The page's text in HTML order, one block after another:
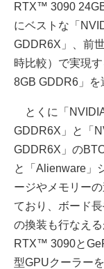
RTX™ 3090
にベストな「
GDDR6X」、前
時比較）で実現
8GB GDDR6」を
とくに「
GDDR6X」と「
GDDR6X」の
と「Alienware」
ージやメモリー
ており、ボード
の換装も行なえ
RTX™ 3090と
型GPUクーラー